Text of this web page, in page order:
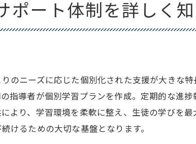
学習塾を活用した成績向上のステップ
保護者と学習塾の信頼関係を深める方法
信頼関係が生む学習塾での成功体験
説明会で学ぶ信頼関係の構築法
ポート体制を詳しく知
のニーズに応じた個別化された支援が大きな特
指導者が個別学習プランを作成。定期的な進
より、学習環境を柔軟に整え、生徒の学びを
けるための大切な基盤となります。